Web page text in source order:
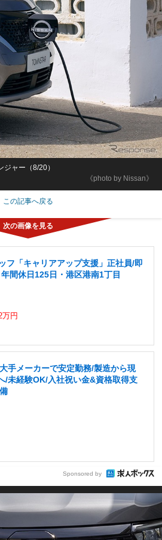
《photo by Nissan》
ジャー（8/20）
この記事へ戻る
フ「キャリアアップ支援」正社員/即
間休日125日・港区港南1丁目
万円
手メーカーで安定勤務/製造から現
/未経験OK/入社祝い金&資格取得支
Sponsored by